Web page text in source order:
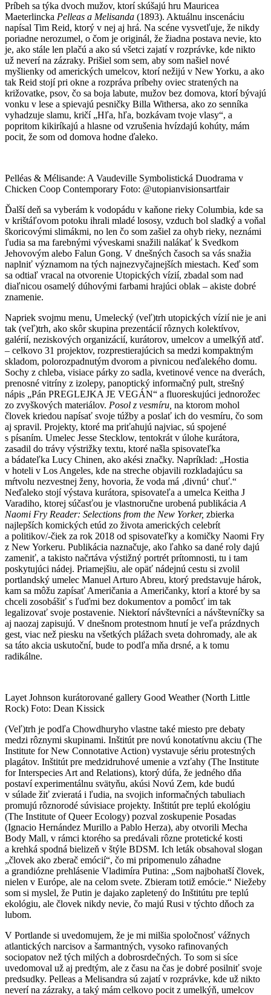
Príbeh sa týka dvoch mužov, ktorí skúšajú hru Mauricea
Maeterlincka Pelleas a Melisanda (1893). Aktuálnu inscenáciu
napísal Tim Reid, ktorý v nej aj hrá. Na scéne vysvetľuje, že nikdy
poriadne nerozumel, o čom je originál, že žiadna postava nevie, kto
je, ako stále len plačú a ako sú všetci zajatí v rozprávke, kde nikto
už neverí na zázraky. Prišiel som sem, aby som našiel nové
myšlienky od amerických umelcov, ktorí nežijú v New Yorku, a ako
tak Reid stojí pri okne a rozpráva príbehy oviec stratených na
križovatke, psov, čo sa boja labute, mužov bez domova, ktorí bývajú
vonku v lese a spievajú pesničky Billa Withersa, ako zo senníka
vyhadzuje slamu, kričí „Hľa, hľa, bozkávam tvoje vlasy“, a
popritom kikiríkajú a hlasne od vzrušenia hvízdajú kohúty, mám
pocit, že som od domova hodne ďaleko.
Pelléas & Mélisande: A Vaudeville Symbolistická Duodrama v
Chicken Coop Contemporary Foto: @utopianvisionsartfair
Ďalší deň sa vyberám k vodopádu v kaňone rieky Columbia, kde sa
v krištáľovom potoku ihrali mladé lososy, vzduch bol sladký a voňal
škoricovými slimákmi, no len čo som zašiel za ohyb rieky, neznámi
ľudia sa ma farebnými výveskami snažili nalákať k Svedkom
Jehovovým alebo Falun Gong. V dnešných časoch sa vás snažia
naplniť významom na tých najnezvyčajnejších miestach. Keď som
sa odtiaľ vracal na otvorenie Utopických vízií, zbadal som nad
diaľnicou osamelý dúhovými farbami hrajúci oblak – akiste dobré
znamenie.
Napriek svojmu menu, Umelecký (veľ)trh utopických vízií nie je ani
tak (veľ)trh, ako skôr skupina prezentácií rôznych kolektívov,
galérií, neziskových organizácií, kurátorov, umelcov a umelkýň atď.
– celkovo 31 projektov, rozprestierajúcich sa medzi kompaktným
skladom, polorozpadnutým dvorom a pivnicou neďalekého domu.
Sochy z chleba, visiace párky zo sadla, kvetinové vence na dverách,
prenosné vitríny z izolepy, panoptický informačný pult, strešný
nápis „Pán PREGLEJKA JE VEGÁN“ a fluoreskujúci jednorožec
zo zvyškových materiálov. Posol z vesmíru, na ktorom mohol
človek kriedou napísať svoje túžby a poslať ich do vesmíru, čo som
aj spravil. Projekty, ktoré ma priťahujú najviac, sú spojené
s písaním. Umelec Jesse Stecklow, tentokrát v úlohe kurátora,
zasadil do trávy výstrižky textu, ktoré našla spisovateľka
a bádateľka Lucy Chinen, ako akési značky. Napríklad: „Hostia
v hoteli v Los Angeles, kde na streche objavili rozkladajúcu sa
mŕtvolu nezvestnej ženy, hovoria, že voda má ‚divnú‘ chuť.“
Neďaleko stojí výstava kurátora, spisovateľa a umelca Keitha J
Varadiho, ktorej súčasťou je vlastnoručne urobená publikácia A
Naomi Fry Reader: Selections from the New Yorker, zbierka
najlepších komických etúd zo života amerických celebrít
a politikov/-čiek za rok 2018 od spisovateľky a komičky Naomi Fry
z New Yorkeru. Publikácia naznačuje, ako ľahko sa dané roly dajú
zameniť, a takisto načrtáva výstižný portrét prítomnosti, tu i tam
poskytujúci nádej. Priamejšiu, ale opäť nádejnú cestu si zvolil
portlandský umelec Manuel Arturo Abreu, ktorý predstavuje hárok,
kam sa môžu zapísať Američania a Američanky, ktorí a ktoré by sa
chceli zosobášiť s ľuďmi bez dokumentov a pomôcť im tak
legalizovať svoje postavenie. Niektorí návštevníci a návštevníčky sa
aj naozaj zapisujú. V dnešnom protestnom hnutí je veľa prázdnych
gest, viac než piesku na všetkých plážach sveta dohromady, ale ak
sa táto akcia uskutoční, bude to podľa mňa drsné, a k tomu
radikálne.
Layet Johnson kurátorované gallery Good Weather (North Little
Rock) Foto: Dean Kissick
(Veľ)trh je podľa Chowdhuryho vlastne také miesto pre debaty
medzi rôznymi skupinami. Inštitút pre novú konotatívnu akciu (The
Institute for New Connotative Action) vystavuje sériu protestných
plagátov. Inštitút pre medzidruhové umenie a vzťahy (The Institute
for Interspecies Art and Relations), ktorý dúfa, že jedného dňa
postaví experimentálnu svätyňu, akúsi Novú Zem, kde budú
v súlade žiť zvieratá i ľudia, na svojich informačných tabuliach
promujú rôznorodé súvisiace projekty. Inštitút pre teplú ekológiu
(The Institute of Queer Ecology) pozval zoskupenie Posadas
(Ignacio Hernández Murillo a Pablo Herza), aby otvorili Mecha
Body Mall, v rámci ktorého sa predávali rôzne protetické kosti
a krehká spodná bielizeň v štýle BDSM. Ich leták obsahoval slogan
„človek ako zberač emócií“, čo mi pripomenulo záhadne
a grandiózne prehlásenie Vladimíra Putina: „Som najbohatší človek,
nielen v Európe, ale na celom svete. Zbieram totiž emócie.“ Niežeby
som si myslel, že Putin je dajako zapletený do Inštitútu pre teplú
ekológiu, ale človek nikdy nevie, čo majú Rusi v týchto dňoch za
lubom.
V Portlande si uvedomujem, že je mi milšia spoločnosť vážnych
atlantických narcisov a šarmantných, vysoko rafinovaných
sociopatov než tých milých a dobrosrdečných. To som si síce
uvedomoval už aj predtým, ale z času na čas je dobré posilniť svoje
predsudky. Pelleas a Melisandra sú zajatí v rozprávke, kde už nikto
neverí na zázraky, a taký mám celkovo pocit z umelkýň, umelcov